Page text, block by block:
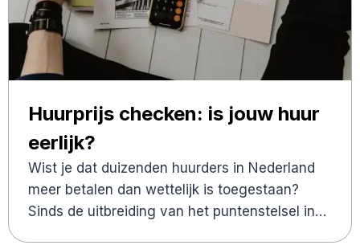
Huurprijs checken: is jouw huur
eerlijk?
Wist je dat duizenden huurders in Nederland
meer betalen dan wettelijk is toegestaan?
Sinds de uitbreiding van het puntenstelsel in…